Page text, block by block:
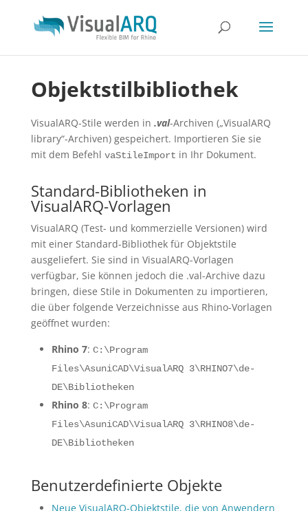
Objektstilbibliothek
VisualARQ-Stile werden in .val-Archiven („VisualARQ
library“-Archiven) gespeichert. Importieren Sie sie
mit dem Befehl vaStileImport in Ihr Dokument.
Standard-Bibliotheken in
VisualARQ-Vorlagen
VisualARQ (Test- und kommerzielle Versionen) wird
mit einer Standard-Bibliothek für Objektstile
ausgeliefert. Sie sind in VisualARQ-Vorlagen
verfügbar, Sie können jedoch die .val-Archive dazu
bringen, diese Stile in Dokumenten zu importieren,
die über folgende Verzeichnisse aus Rhino-Vorlagen
geöffnet wurden:
Rhino 7: C:\Program
Files\AsuniCAD\VisualARQ 3\RHINO7\de-
DE\Bibliotheken
Rhino 8: C:\Program
Files\AsuniCAD\VisualARQ 3\RHINO8\de-
DE\Bibliotheken
Benutzerdefinierte Objekte
Neue VisualARQ-Objektstile, die von Anwendern